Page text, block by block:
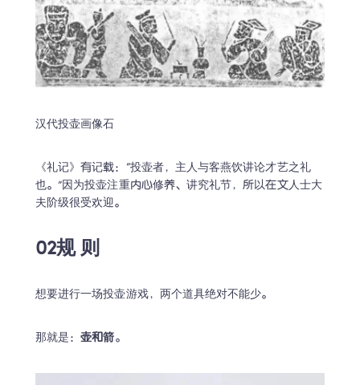
汉代投壶画像石
《礼记》有记载：“投壶者，主人与客燕饮讲论才艺之礼
也。”因为投壶注重内心修养、讲究礼节，所以在文人士大
夫阶级很受欢迎。
02规 则
想要进行一场投壶游戏，两个道具绝对不能少。
那就是：壶和箭。